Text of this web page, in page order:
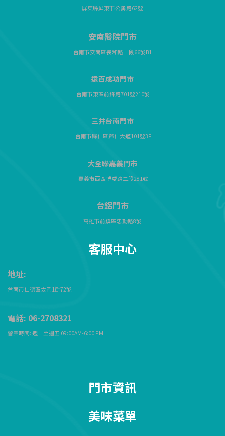
屏東縣屏東市公勇路62號
安南醫院門市
台南市安南區長和路二段66號B1
遠百成功門市
台南市東區前鋒路701號210號
三井台南門市
台南市歸仁區歸仁大道101號3F
大全聯嘉義門市
嘉義市西區博愛路二段281號
台鋁門市
高雄市前鎮區忠勤路8號
客服中心
地址:
台南市仁德區太乙1街72號
電話: 06-2708321
營業時間: 週一至週五 09:00AM-6:00 PM
門市資訊
美味菜單